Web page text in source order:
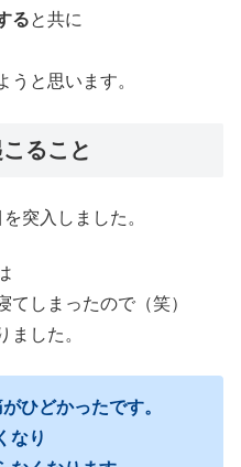
ると共に
うと思います。
ること
突入しました。
てしまったので（笑）
ました。
ひどかったです。
なり